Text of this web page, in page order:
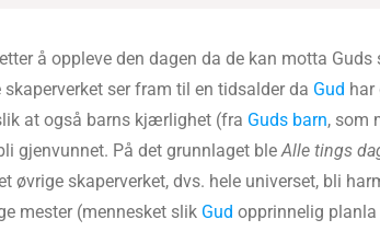
å oppleve den dagen da de kan motta
skaperverket ser fram til en tidsalder da Gud
at også barns kjærlighet (fra Guds barn, som
gjenvunnet. På det grunnlaget bleAlle tings
øvrige skaperverket, dvs. hele universet, bli
mester (mennesket slik Gud opprinnelig